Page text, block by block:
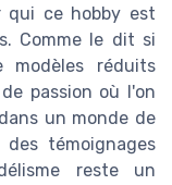
qui ce hobby est
Comme le dit si
modèles réduits
passion où l'on
un monde de
témoignages
reste un